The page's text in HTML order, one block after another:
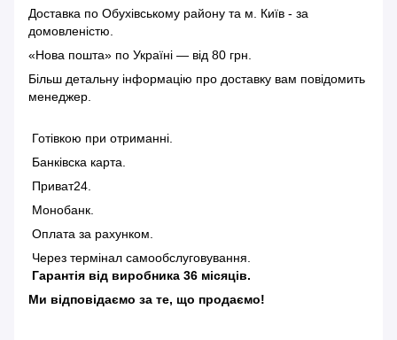
Доставка по Обухівському району та м. Київ - за
домовленістю.
«Нова пошта» по Україні — від 80 грн.
Більш детальну інформацію про доставку вам повідомить
менеджер.
Готівкою при отриманні.
Банківска карта.
Приват24.
Монобанк.
Оплата за рахунком.
Через термінал самообслуговування.
Гарантія від виробника 36 місяців.
Ми відповідаємо за те, що продаємо!